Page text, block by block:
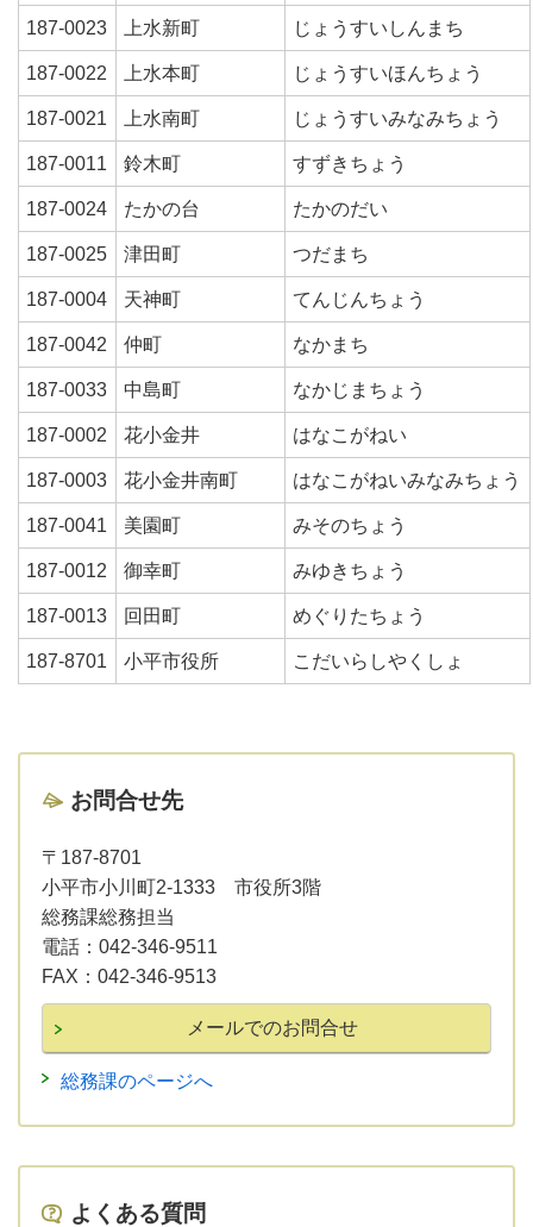
187-0023 上水新町 じょうすいしんまち
187-0022 上水本町 じょうすいほんちょう
187-0021 上水南町 じょうすいみなみちょう
187-0011 鈴木町 すずきちょう
187-0024 たかの台 たかのだい
187-0025 津田町 つだまち
187-0004 天神町 てんじんちょう
187-0042 仲町 なかまち
187-0033 中島町 なかじまちょう
187-0002 花小金井 はなこがねい
187-0003 花小金井南町 はなこがねいみなみちょう
187-0041 美園町 みそのちょう
187-0012 御幸町 みゆきちょう
187-0013 回田町 めぐりたちょう
187-8701 小平市役所 こだいらしやくしょ
お問合せ先
〒187-8701
小平市小川町2-1333 市役所3階
総務課総務担当
電話： 042-346-9511
FAX： 042-346-9513
総務課のページへ
よくある質問